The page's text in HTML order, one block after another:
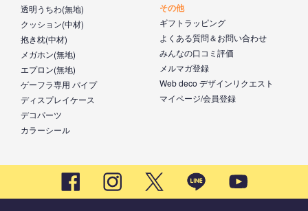
透明うちわ(無地)
クッション(中材)
抱き枕(中材)
メガホン(無地)
エプロン(無地)
ゲーフラ専用 パイプ
ディスプレイケース
デコパーツ
カラーシール
その他
ギフトラッピング
よくある質問＆お問い合わせ
みんなの口コミ評価
メルマガ登録
Web deco デザインリクエスト
マイページ/会員登録